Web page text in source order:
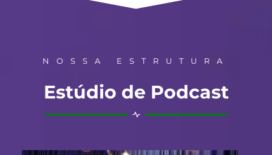
NOSSA ESTRUTURA
Estúdio de Podcast